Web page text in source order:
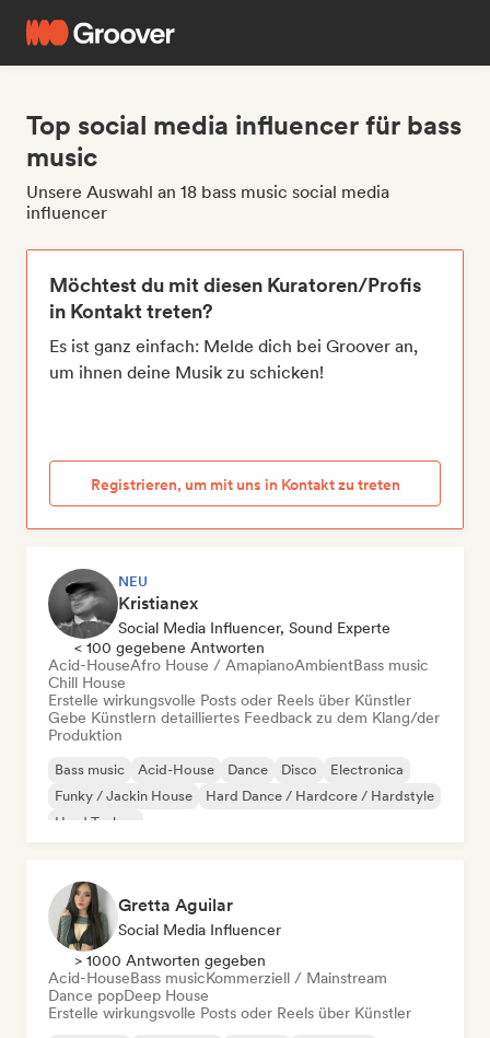
Top social media influencer für bass
music
Unsere Auswahl an 18 bass music social media
influencer
Möchtest du mit diesen Kuratoren/Profis
in Kontakt treten?
Es ist ganz einfach: Melde dich bei Groover an,
um ihnen deine Musik zu schicken!
Registrieren, um mit uns in Kontakt zu treten
NEU
Kristianex
Social Media Influencer, Sound Experte
< 100 gegebene Antworten
Acid-HouseAfro House / AmapianoAmbientBass music
Chill House
Erstelle wirkungsvolle Posts oder Reels über Künstler
Gebe Künstlern detailliertes Feedback zu dem Klang/der
Produktion
Bass music Acid-House Dance Disco
Electronica
Funky / Jackin House
Hard Dance / Hardcore / Hardstyle
Hard Techno
Gretta Aguilar
Social Media Influencer
> 1000 Antworten gegeben
Acid-HouseBass musicKommerziell / Mainstream
Dance popDeep House
Erstelle wirkungsvolle Posts oder Reels über Künstler